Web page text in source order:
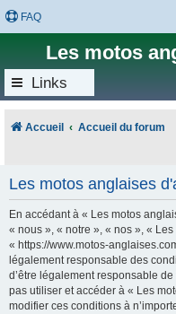
FAQ
Les motos
Links
Accueil Accueil du forum
Les motos anglaises
En accédant à « Les motos
« nous », « notre », « nos », «
« https://www.motos-
légalement responsable des
d’être légalement responsable
pas utiliser et accéder à « Les
modifier ces conditions à